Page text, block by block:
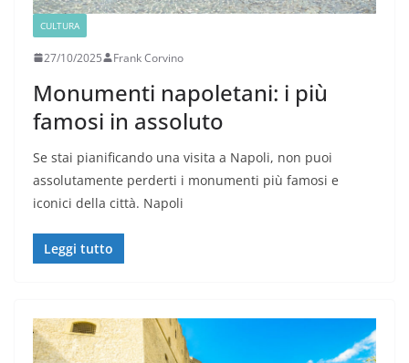
CULTURA
27/10/2025 Frank Corvino
Monumenti napoletani: i più
famosi in assoluto
Se stai pianificando una visita a Napoli, non puoi
assolutamente perderti i monumenti più famosi e
iconici della città. Napoli
Leggi tutto